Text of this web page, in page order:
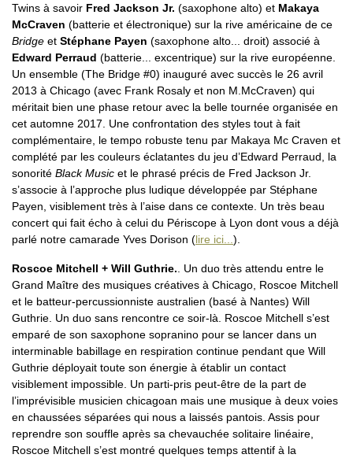
Twins à savoir Fred Jackson Jr. (saxophone alto) et Makaya
McCraven (batterie et électronique) sur la rive américaine de ce
Bridge et Stéphane Payen (saxophone alto... droit) associé à
Edward Perraud (batterie... excentrique) sur la rive européenne.
Un ensemble (The Bridge #0) inauguré avec succès le 26 avril
2013 à Chicago (avec Frank Rosaly et non M.McCraven) qui
méritait bien une phase retour avec la belle tournée organisée en
cet automne 2017. Une confrontation des styles tout à fait
complémentaire, le tempo robuste tenu par Makaya Mc Craven et
complété par les couleurs éclatantes du jeu d’Edward Perraud, la
sonorité Black Music et le phrasé précis de Fred Jackson Jr.
s’associe à l’approche plus ludique développée par Stéphane
Payen, visiblement très à l’aise dans ce contexte. Un très beau
concert qui fait écho à celui du Périscope à Lyon dont vous a déjà
parlé notre camarade Yves Dorison (lire ici...).
Roscoe Mitchell + Will Guthrie.. Un duo très attendu entre le
Grand Maître des musiques créatives à Chicago, Roscoe Mitchell
et le batteur-percussionniste australien (basé à Nantes) Will
Guthrie. Un duo sans rencontre ce soir-là. Roscoe Mitchell s’est
emparé de son saxophone sopranino pour se lancer dans un
interminable babillage en respiration continue pendant que Will
Guthrie déployait toute son énergie à établir un contact
visiblement impossible. Un parti-pris peut-être de la part de
l’imprévisible musicien chicagoan mais une musique à deux voies
en chaussées séparées qui nous a laissés pantois. Assis pour
reprendre son souffle après sa chevauchée solitaire linéaire,
Roscoe Mitchell s’est montré quelques temps attentif à la